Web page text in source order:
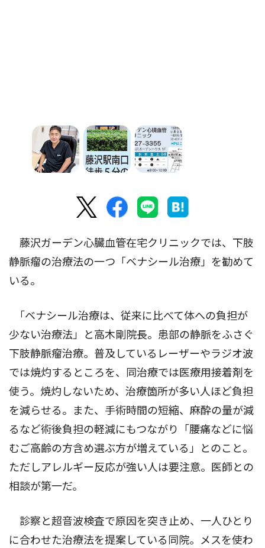
藤沢ガーデン心臓血管在宅クリニックでは、下肢
静脈瘤の治療法の一つ「ベナシール治療」を勧めて
いる。
｢ベナシール治療は、従来に比べて体への負担が
少ない治療法」と高木剛院長。患部の静脈をふさぐ
下肢静脈瘤治療。普及しているレーザーやラジオ波
では焼灼するところを、同治療では医療用接着剤を
使う。焼灼しないため、治療箇所が多い人ほど負担
を減らせる。また、手術時間の短縮、麻酔の量が減
るなど術後負担の軽減にもつながり「腰痛などに悩
むご高齢の方含め選ぶ方が増えている」とのこと。
ただしアレルギー反応が強い人は要注意。医師との
相談が第一だ。
診察と超音波検査で原因を突き止め、一人ひとり
に合わせた治療法を提案している同院。メスを使わ